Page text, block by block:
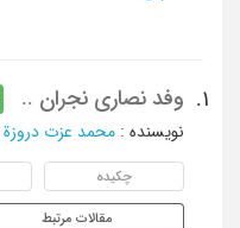
1. وفد نصاری نجران ..
نویسنده : محمد عزت دروزة
چکیده
مقالات مرتبط